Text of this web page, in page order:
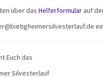
über dasHelferformular auf
Euch das
Silvesterlauf